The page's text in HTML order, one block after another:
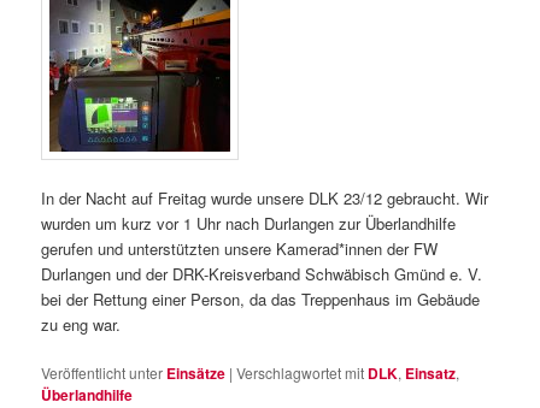
In der Nacht auf Freitag wurde unsere DLK 23/12 gebraucht. Wir
wurden um kurz vor 1 Uhr nach Durlangen zur Überlandhilfe
gerufen und unterstützten unsere Kamerad*innen der FW
Durlangen und der DRK-Kreisverband Schwäbisch Gmünd e. V.
bei der Rettung einer Person, da das Treppenhaus im Gebäude
zu eng war.
Veröffentlicht unter Einsätze |Verschlagwortet mit DLK, Einsatz,
Überlandhilfe